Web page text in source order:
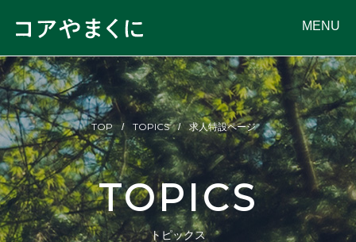
MENU
TOP TOPICS 求人特設ページ
TOPICS
トピックス